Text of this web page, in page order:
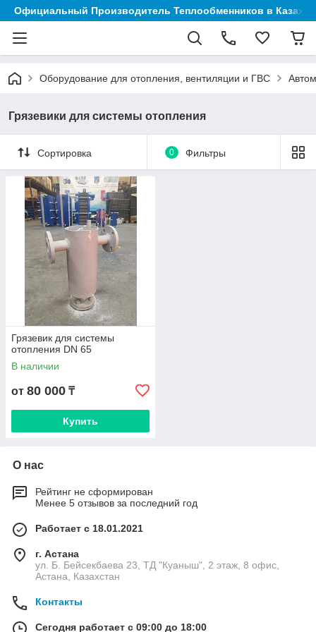
Официальный Производитель Теплообменников в
Оборудование для отопления, вентиляции и ГВС
Грязевики для системы отопления
Сортировка 0 Фильтры
Грязевик для системы
отопления DN 65
В наличии
от 80 000 ₸
Купить
О нас
Рейтинг не сформирован
Менее 5 отзывов за последний год
Работает с 18.01.2021
г. Астана
ул. Б. Бейсекбаева 23, ТД "Куаныш", 2 этаж, 8 офис,
Астана, Казахстан
Контакты
Сегодня работает с 09:00 до 18:00